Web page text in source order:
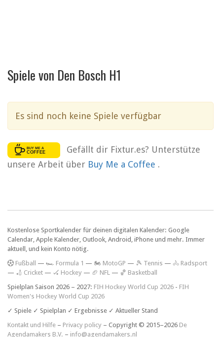
Spiele von Den Bosch H1
Es sind noch keine Spiele verfügbar
Gefällt dir Fixtur.es? Unterstütze
unsere Arbeit über Buy Me a Coffee .
Kostenlose Sportkalender für deinen digitalen Kalender: Google
Calendar, Apple Kalender, Outlook, Android, iPhone und mehr. Immer
aktuell, und kein Konto nötig.
Fußball — 🏎️ Formula 1 — 🏍 MotoGP — 🎾 Tennis — 🚴 Radsport
— 🏏 Cricket — 🏑 Hockey — 🏈 NFL — 🏀 Basketball
Spielplan Saison 2026 – 2027: FIH Hockey World Cup 2026 - FIH
Women's Hockey World Cup 2026
✓ Spiele ✓ Spielplan ✓ Ergebnisse ✓ Aktueller Stand
Kontakt und Hilfe – Privacy policy – Copyright © 2015–2026 De
Agendamakers B.V. – info@agendamakers.nl